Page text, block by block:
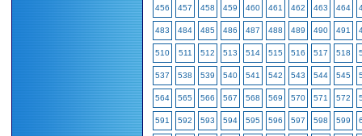
456 457 458 459 460 461 462 463 464
483 484 485 486 487 488 489 490 491
510 511 512 513 514 515 516 517 518
537 538 539 540 541 542 543 544 545
564 565 566 567 568 569 570 571 572
591 592 593 594 595 596 597 598 599